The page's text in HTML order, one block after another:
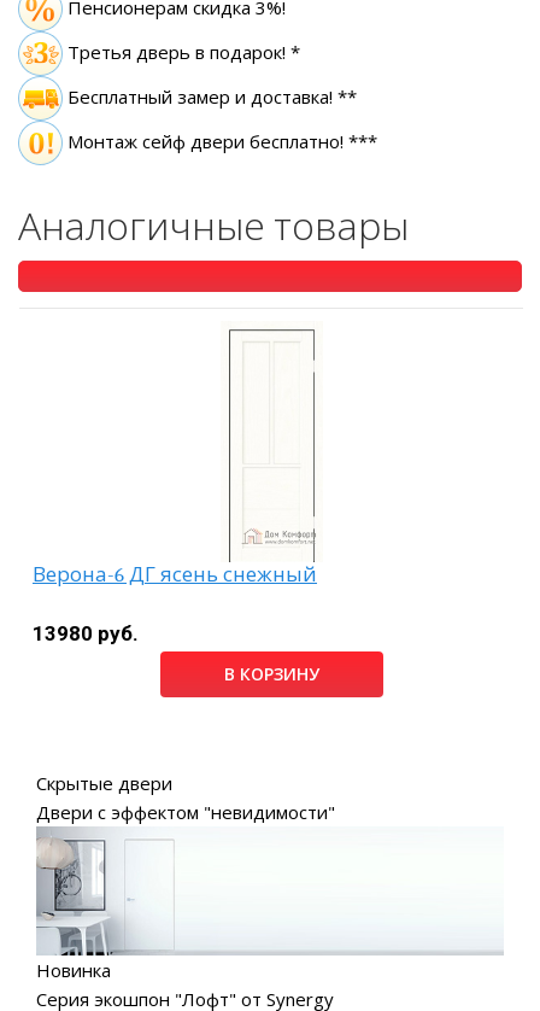
Пенсионерам скидка 3%!
Третья дверь в подарок! *
Бесплатный замер и доставка! **
Монтаж сейф двери бесплатно! ***
Аналогичные товары
Верона-6 ДГ ясень снежный
13980 руб.
В КОРЗИНУ
Скрытые двери
Двери с эффектом "невидимости"
Новинка
Серия экошпон "Лофт" от Synergy